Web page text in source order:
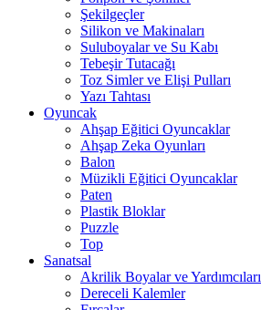
Şekilgeçler
Silikon ve Makinaları
Suluboyalar ve Su Kabı
Tebeşir Tutacağı
Toz Simler ve Elişi Pulları
Yazı Tahtası
Oyuncak
Ahşap Eğitici Oyuncaklar
Ahşap Zeka Oyunları
Balon
Müzikli Eğitici Oyuncaklar
Paten
Plastik Bloklar
Puzzle
Top
Sanatsal
Akrilik Boyalar ve Yardımcıları
Dereceli Kalemler